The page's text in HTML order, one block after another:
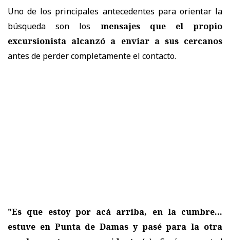
Uno de los principales antecedentes para orientar la
búsqueda son los mensajes que el propio
excursionista alcanzó a enviar a sus cercanos
antes de perder completamente el contacto.
"Es que estoy por acá arriba, en la cumbre...
estuve en Punta de Damas y pasé para la otra